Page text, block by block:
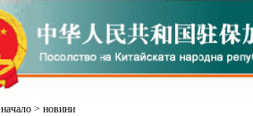
начало> новини